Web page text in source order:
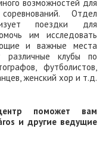
возможностей для
Отдел
поездки для
им исследовать
и важные места
различные клубы по
футболистов,
женский хор и т.д.
поможет вам
и другие ведущие